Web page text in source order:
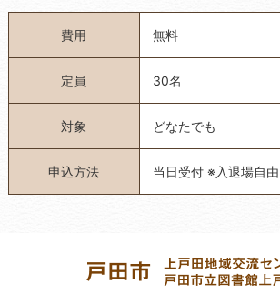
費用 無料
定員 30名
対象 どなたでも
申込方法 当日受付 ※入退場自由